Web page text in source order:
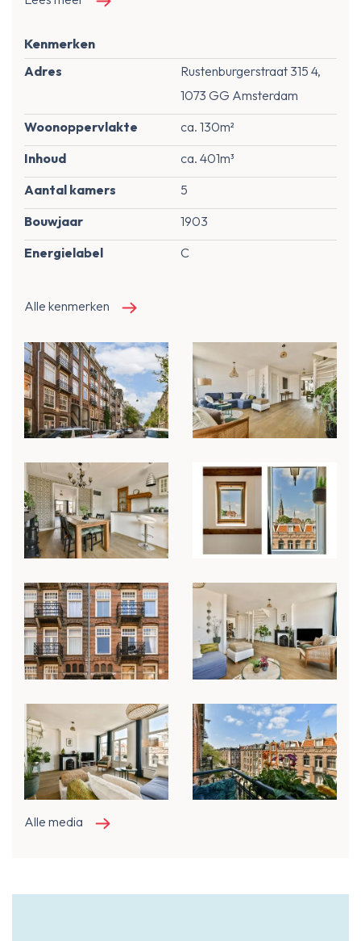
Kenmerken
Adres
Rustenburgerstraat 315 4,
1073 GG Amsterdam
Woonoppervlakte
ca. 130m²
Inhoud
ca. 401m³
Aantal kamers
5
Bouwjaar
1903
Energielabel
C
Alle kenmerken
Alle media